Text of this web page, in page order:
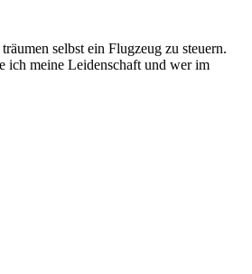
selbst ein Flugzeug zu steuern.
ich meine Leidenschaft und wer im